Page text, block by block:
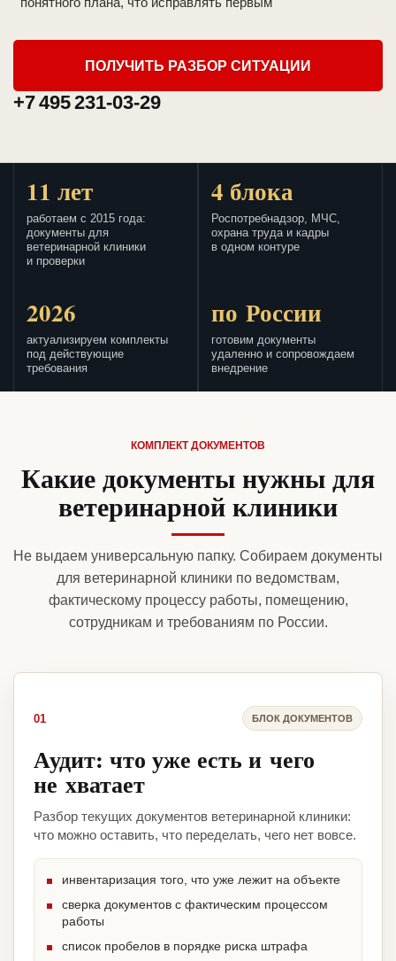
ПОЛУЧИТЬ РАЗБОР СИТУАЦИИ
+7 495 231-03-29
11 лет
работаем с 2015 года:
документы для
ветеринарной клиники
и проверки
4 блока
Роспотребнадзор, МЧС,
охрана труда и кадры
в одном контуре
2026
актуализируем комплекты
под действующие
требования
по России
готовим документы
удаленно и сопровождаем
внедрение
КОМПЛЕКТ ДОКУМЕНТОВ
Какие документы нужны для
ветеринарной клиники
Не выдаем универсальную папку. Собираем документы
для ветеринарной клиники по ведомствам,
фактическому процессу работы, помещению,
сотрудникам и требованиям по России.
01 БЛОК ДОКУМЕНТОВ
Аудит: что уже есть и чего
не хватает
Разбор текущих документов ветеринарной клиники:
что можно оставить, что переделать, чего нет вовсе.
инвентаризация того, что уже лежит на объекте
сверка документов с фактическим процессом
работы
список пробелов в порядке риска штрафа